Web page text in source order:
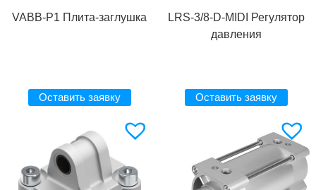
VABB-P1 Плита-заглушка
Оставить заявку
LRS-3/8-D-MIDI Регулятор
давления
Оставить заявку